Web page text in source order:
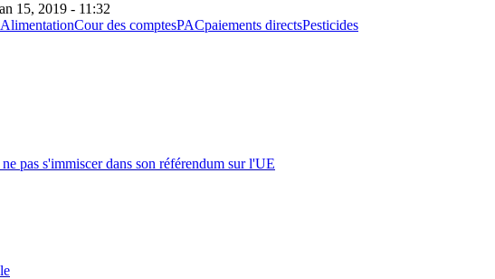
15, 2019 - 11:32
Cour des comptesPACpaiements directsPesticides
pas s'immiscer dans son référendum sur l'UE